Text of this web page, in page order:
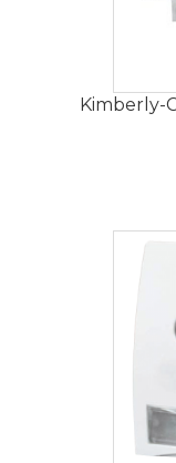
Kimberly-